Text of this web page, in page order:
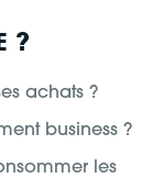
?
achats ?
business ?
les